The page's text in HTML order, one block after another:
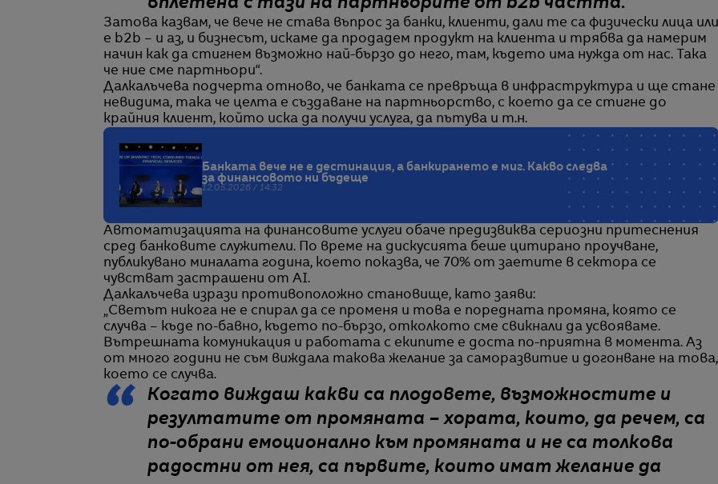
Затова казвам, че вече не става въпрос за банки, клиенти, дали те са физически лица или
е b2b – и аз, и бизнесът, искаме да продадем продукт на клиента и трябва да намерим
начин как да стигнем възможно най-бързо до него, там, където има нужда от нас. Така
че ние сме партньори“.
Далкалъчева подчерта отново, че банката се превръща в инфраструктура и ще стане
невидима, така че целта е създаване на партньорство, с което да се стигне до
крайния клиент, който иска да получи услуга, да пътува и т.н.
Банката вече не е дестинация, а банкирането е миг. Какво следва
за финансовото ни бъдеще
12.05.2026 / 14:32
Автоматизацията на финансовите услуги обаче предизвиква сериозни притеснения
сред банковите служители. По време на дискусията беше цитирано проучване,
публикувано миналата година, което показва, че 70% от заетите в сектора се
чувстват застрашени от AI.
Далкалъчева изрази противоположно становище, като заяви:
„Светът никога не е спирал да се променя и това е поредната промяна, която се
случва – къде по-бавно, където по-бързо, отколкото сме свикнали да усвояваме.
Вътрешната комуникация и работата с екипите е доста по-приятна в момента. Аз
от много години не съм виждала такова желание за саморазвитие и догонване на това,
което се случва.
Когато виждаш какви са плодовете, възможностите и
резултатите от промяната – хората, които, да речем, са
по-обрани емоционално към промяната и не са толкова
радостни от нея, са първите, които имат желание да